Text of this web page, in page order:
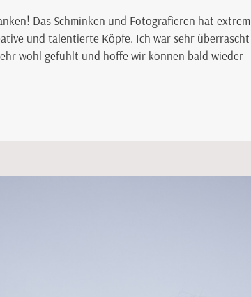
Das Schminken und Fotografieren hat extrem
und talentierte Köpfe. Ich war sehr überrascht
wohl gefühlt und hoffe wir können bald wieder